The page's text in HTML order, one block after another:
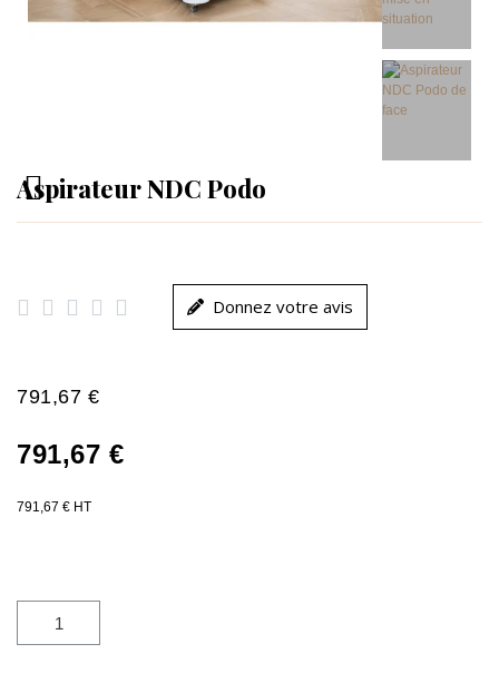
Aspirateur NDC Podo
     Donnez votre avis
791,67 €
791,67 €
791,67 € HT